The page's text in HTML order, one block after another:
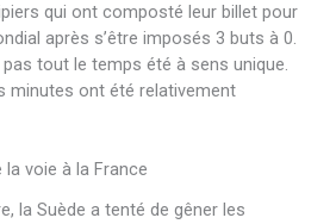
qui ont composté leur billet pour
après s’être imposés 3 buts à 0.
pas tout le temps été à sens unique.
minutes ont été relativement
voie à la France
la Suède a tenté de gêner les